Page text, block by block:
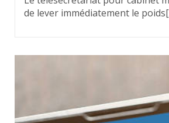
de lever immédiatement le